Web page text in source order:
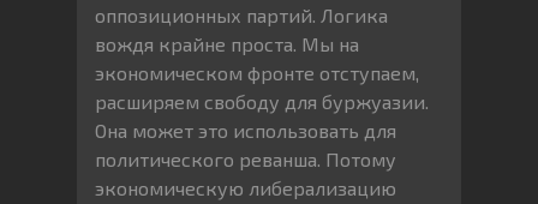
оппозиционных партий. Логика
вождя крайне проста. Мы на
экономическом фронте отступаем,
расширяем свободу для буржуазии.
Она может это использовать для
политического реванша. Потому
экономическую либерализацию